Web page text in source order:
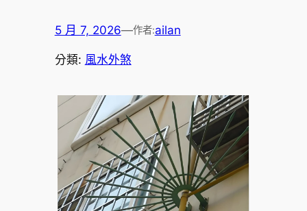
5 月 7, 2026—作者:ailan
分類: 風水外煞